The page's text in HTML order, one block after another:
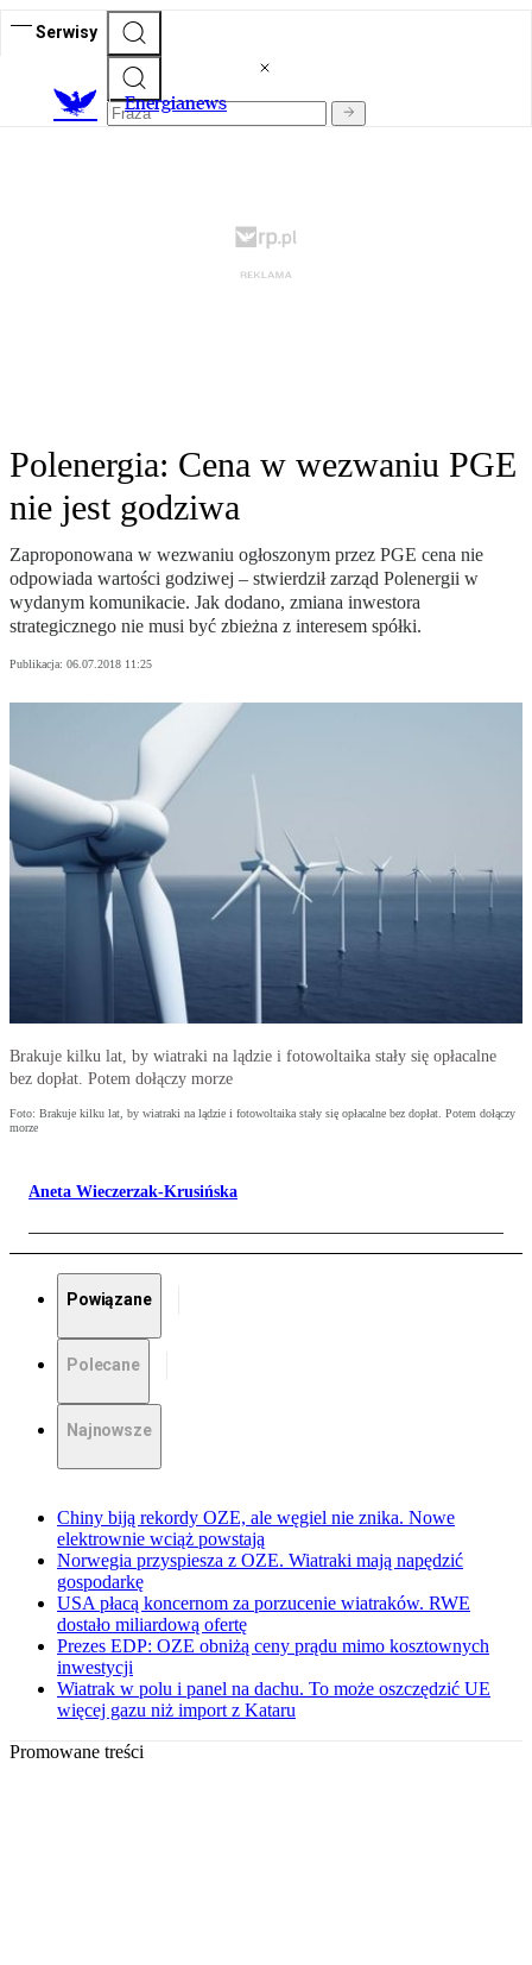
Serwisy
Energianews
Polenergia: Cena w wezwaniu PGE
nie jest godziwa
Zaproponowana w wezwaniu ogłoszonym przez PGE cena nie
odpowiada wartości godziwej – stwierdził zarząd Polenergii w
wydanym komunikacie. Jak dodano, zmiana inwestora
strategicznego nie musi być zbieżna z interesem spółki.
Publikacja: 06.07.2018 11:25
Brakuje kilku lat, by wiatraki na lądzie i fotowoltaika stały się opłacalne
bez dopłat. Potem dołączy morze
Foto: Brakuje kilku lat, by wiatraki na lądzie i fotowoltaika stały się opłacalne bez dopłat. Potem dołączy
morze
Aneta Wieczerzak-Krusińska
Powiązane
Polecane
Najnowsze
Chiny biją rekordy OZE, ale węgiel nie znika. Nowe
elektrownie wciąż powstają
Norwegia przyspiesza z OZE. Wiatraki mają napędzić
gospodarkę
USA płacą koncernom za porzucenie wiatraków. RWE
dostało miliardową ofertę
Prezes EDP: OZE obniżą ceny prądu mimo kosztownych
inwestycji
Wiatrak w polu i panel na dachu. To może oszczędzić UE
więcej gazu niż import z Kataru
Promowane treści